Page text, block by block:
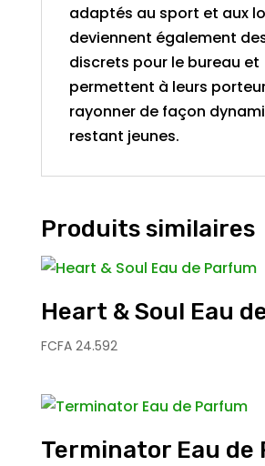
adaptés au sport et aux
deviennent également
discrets pour le bureau et
permettent à leurs
rayonner de façon
restant jeunes.
Produits similaires
Heart & Soul Eau
FCFA24.592
Terminator Eau de